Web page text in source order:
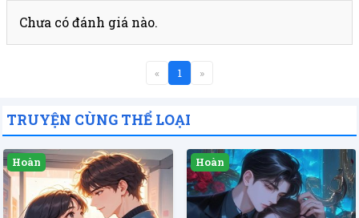
Chưa có đánh giá nào.
« 1 »
TRUYỆN CÙNG THỂ LOẠI